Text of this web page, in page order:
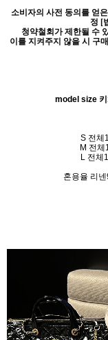
소비자의 사전 동의를 얻
정 [
청약철회가 제한될 수
이를 지켜주지 않을 시 구
model size
S 전체
M 전체
L 전체
혼용율 리